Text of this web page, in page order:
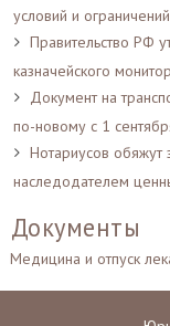
условий и ограничений
Правительство РФ
казначейского
Документ на
по-новому с 1
Нотариусов обяжут
наследодателем
Документы
Медицина и отпуск